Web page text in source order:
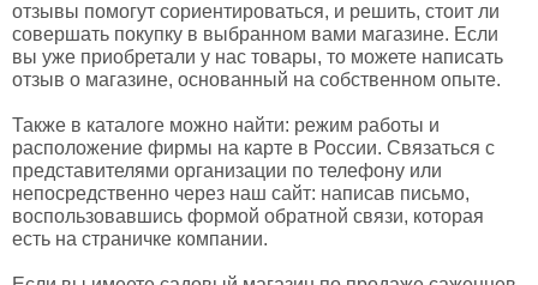
отзывы помогут сориентироваться, и решить, стоит ли
совершать покупку в выбранном вами магазине. Если
вы уже приобретали у нас товары, то можете написать
отзыв о магазине, основанный на собственном опыте.
Также в каталоге можно найти: режим работы и
расположение фирмы на карте в России. Связаться с
представителями организации по телефону или
непосредственно через наш сайт: написав письмо,
воспользовавшись формой обратной связи, которая
есть на страничке компании.